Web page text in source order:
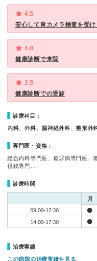
4.5
安心して胃カメラ検査を受け
4.0
健康診断で来院
3.5
健康診断での受診
診療科目：
内科、外科、脳神経外科、整形外
専門医・資格：
総合内科専門医、糖尿病専門医、
視鏡専門…
診療時間
月
09:00-12:30
14:00-17:30
治療実績
この病院の治療実績を見る